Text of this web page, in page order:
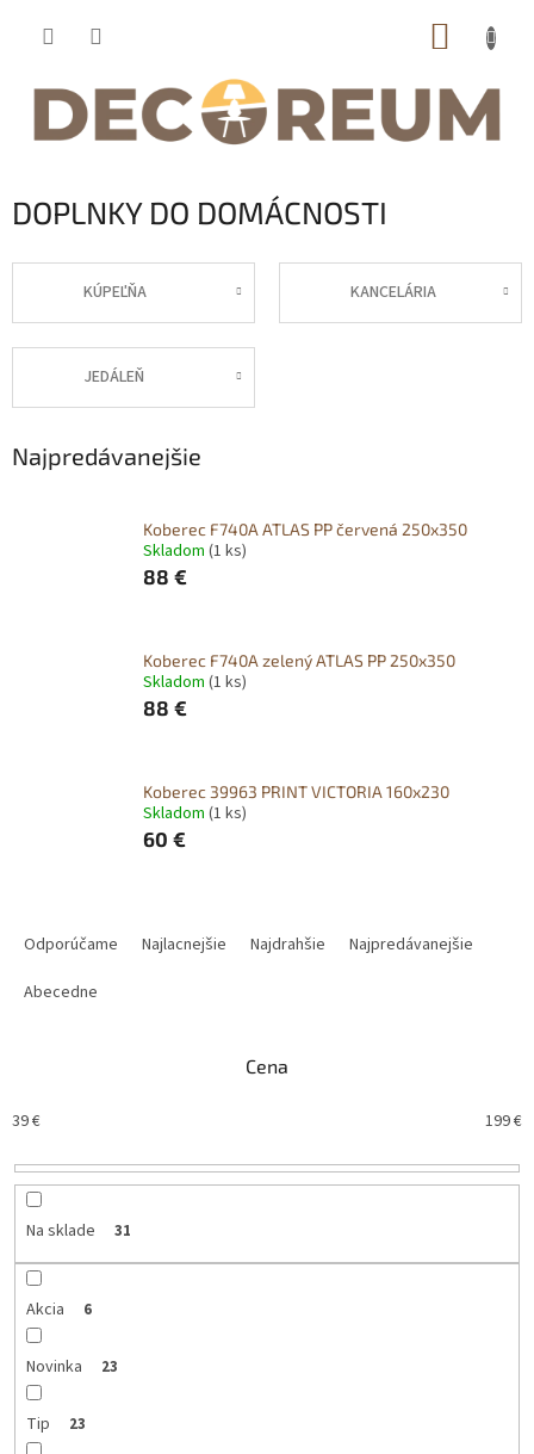
DOPLNKY DO DOMÁCNOSTI
KÚPEĽŇA KANCELÁRIA
JEDÁLEŇ
Najpredávanejšie
Koberec F740A ATLAS PP červená 250x350
Skladom (1 ks)
88 €
Koberec F740A zelený ATLAS PP 250x350
Skladom (1 ks)
88 €
Koberec 39963 PRINT VICTORIA 160x230
Skladom (1 ks)
60 €
r
d
t
Odporúčame Najlacnejšie Najdrahšie
Najpredávanejšie
Abecedne
Cena
39€ 199€
Na sklade 31
Akcia 6
Novinka 23
Tip 23